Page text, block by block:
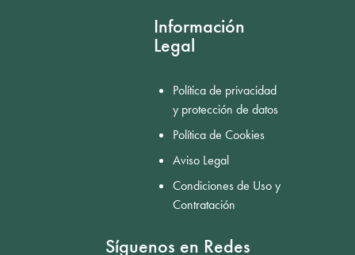
Información
Legal
Política de privacidad
y protección de datos
Política de Cookies
Aviso Legal
Condiciones de Uso y
Contratación
Síguenos en Redes